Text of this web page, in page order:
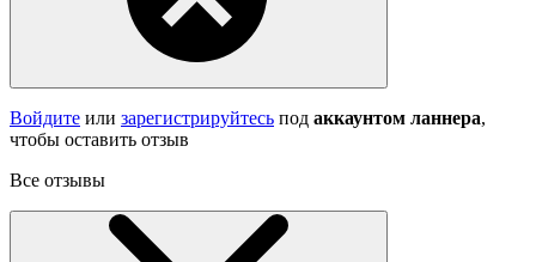
Войдите или зарегистрируйтесь под аккаунтом ланнера,
чтобы оставить отзыв
Все отзывы